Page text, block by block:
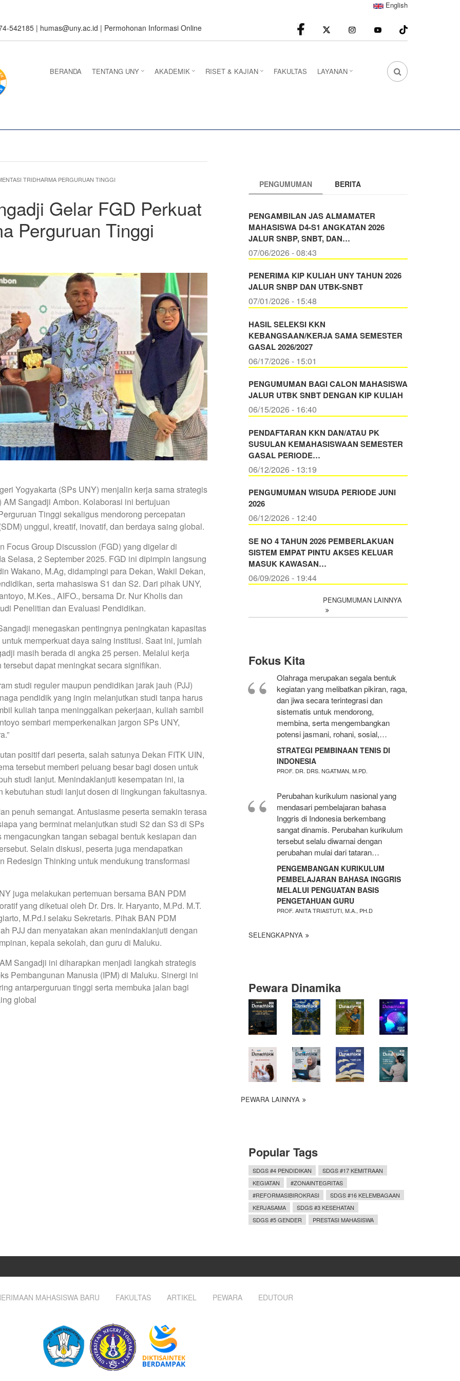
English
542185 | humas@uny.ac.id | Permohonan Informasi Online facebook Instagram youtube
FA
BERANDA TENTANG UNY AKADEMIK RISET & KAJIAN FAKULTAS LAYANAN
TRIDHARMA PERGURUAN TINGGI
Gelar FGD Perkuat
Perguruan Tinggi
Yogyakarta (SPs UNY) menjalin kerja sama strategis
Sangadji Ambon. Kolaborasi ini bertujuan
Tinggi sekaligus mendorong percepatan
unggul, kreatif, inovatif, dan berdaya saing global.
Focus Group Discussion (FGD) yang digelar di
Selasa, 2 September 2025. FGD ini dipimpin langsung
Wakano, M.Ag, didampingi para Dekan, Wakil Dekan,
serta mahasiswa S1 dan S2. Dari pihak UNY,
M.Kes., AIFO., bersama Dr. Nur Kholis dan
Penelitian dan Evaluasi Pendidikan.
menegaskan pentingnya peningkatan kapasitas
memperkuat daya saing institusi. Saat ini, jumlah
masih berada di angka 25 persen. Melalui kerja
dapat meningkat secara signifikan.
studi reguler maupun pendidikan jarak jauh (PJJ)
pendidik yang ingin melanjutkan studi tanpa harus
kuliah tanpa meninggalkan pekerjaan, kuliah sambil
sembari memperkenalkan jargon SPs UNY,
positif dari peserta, salah satunya Dekan FITK UIN,
tersebut memberi peluang besar bagi dosen untuk
studi lanjut. Menindaklanjuti kesempatan ini, ia
studi lanjut dosen di lingkungan fakultasnya.
penuh semangat. Antusiasme peserta semakin terasa
yang berminat melanjutkan studi S2 dan S3 di SPs
tangan sebagai bentuk kesiapan dan
Selain diskusi, peserta juga mendapatkan
Redesign Thinking untuk mendukung transformasi
juga melakukan pertemuan bersama BAN PDM
yang diketuai oleh Dr. Drs. Ir. Haryanto, M.Pd. M.T.
M.Pd.I selaku Sekretaris. Pihak BAN PDM
PJJ dan menyatakan akan menindaklanjuti dengan
kepala sekolah, dan guru di Maluku.
Sangadji ini diharapkan menjadi langkah strategis
Pembangunan Manusia (IPM) di Maluku. Sinergi ini
antarperguruan tinggi serta membuka jalan bagi
global
PENGUMUMAN BERITA
PENGAMBILAN JAS ALMAMATER
MAHASISWA D4-S1 ANGKATAN 2026
JALUR SNBP, SNBT, DAN…
07/06/2026 - 08:43
PENERIMA KIP KULIAH UNY TAHUN 2026
JALUR SNBP DAN UTBK-SNBT
07/01/2026 - 15:48
HASIL SELEKSI KKN
KEBANGSAAN/KERJA SAMA SEMESTER
GASAL 2026/2027
06/17/2026 - 15:01
PENGUMUMAN BAGI CALON MAHASISWA
JALUR UTBK SNBT DENGAN KIP KULIAH
06/15/2026 - 16:40
PENDAFTARAN KKN DAN/ATAU PK
SUSULAN KEMAHASISWAAN SEMESTER
GASAL PERIODE…
06/12/2026 - 13:19
PENGUMUMAN WISUDA PERIODE JUNI
2026
06/12/2026 - 12:40
SE NO 4 TAHUN 2026 PEMBERLAKUAN
SISTEM EMPAT PINTU AKSES KELUAR
MASUK KAWASAN…
06/09/2026 - 19:44
PENGUMUMAN LAINNYA
Fokus Kita
Olahraga merupakan segala bentuk
kegiatan yang melibatkan pikiran, raga,
dan jiwa secara terintegrasi dan
sistematis untuk mendorong,
membina, serta mengembangkan
potensi jasmani, rohani, sosial,…
STRATEGI PEMBINAAN TENIS DI
INDONESIA
PROF. DR. DRS. NGATMAN, M.PD.
Perubahan kurikulum nasional yang
mendasari pembelajaran bahasa
Inggris di Indonesia berkembang
sangat dinamis. Perubahan kurikulum
tersebut selalu diwarnai dengan
perubahan mulai dari tataran…
PENGEMBANGAN KURIKULUM
PEMBELAJARAN BAHASA INGGRIS
MELALUI PENGUATAN BASIS
PENGETAHUAN GURU
PROF. ANITA TRIASTUTI, M.A., PH.D
SELENGKAPNYA
Pewara Dinamika
PEWARA LAINNYA
Popular Tags
SDGS #4 PENDIDIKAN
SDGS #17 KEMITRAAN
KEGIATAN
#ZONAINTEGRITAS
#REFORMASIBIROKRASI
SDGS #16 KELEMBAGAAN
KERJASAMA
SDGS #3 KESEHATAN
SDGS #5 GENDER
PRESTASI MAHASISWA
MAHASISWA BARU FAKULTAS ARTIKEL PEWARA EDUTOUR